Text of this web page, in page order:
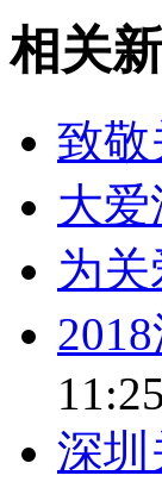
相关
致敬
大
为
深圳